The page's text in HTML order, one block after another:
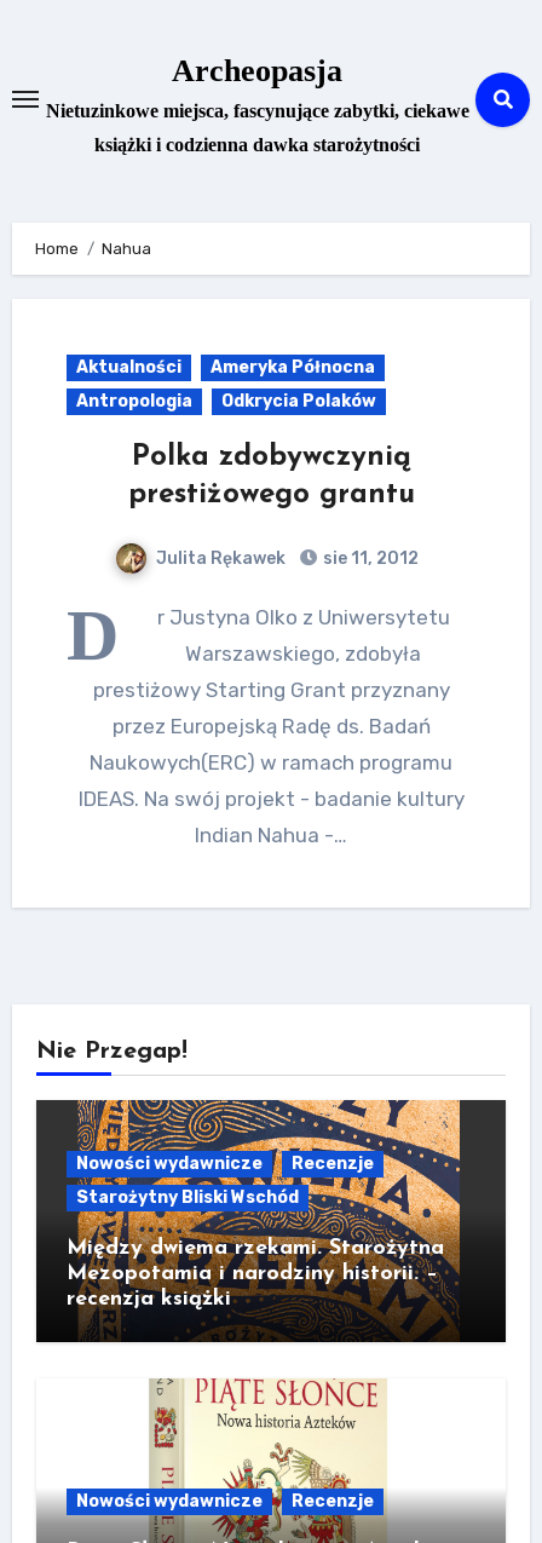
Archeopasja
Nietuzinkowe miejsca, fascynujące zabytki, ciekawe
książki i codzienna dawka starożytności
Home Nahua
Aktualności
Ameryka Północna
Antropologia
Odkrycia Polaków
Polka zdobywczynią
prestiżowego grantu
Julita Rękawek sie 11, 2012
D
r Justyna Olko z Uniwersytetu
Warszawskiego, zdobyła
prestiżowy Starting Grant przyznany
przez Europejską Radę ds. Badań
Naukowych(ERC) w ramach programu
IDEAS. Na swój projekt - badanie kultury
Indian Nahua -…
Nie Przegap!
Nowości wydawnicze
Recenzje
Starożytny Bliski Wschód
Między dwiema rzekami. Starożytna
Mezopotamia i narodziny historii. –
recenzja książki
Nowości wydawnicze Recenzje